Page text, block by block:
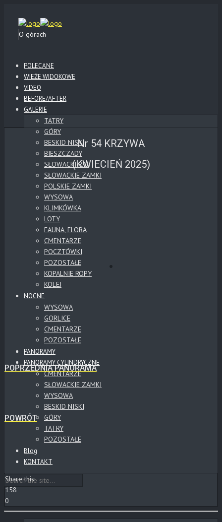
O górach
POLECANE
WIEŻE WIDOKOWE
VIDEO
BEFORE/AFTER
GALERIE
TATRY
GÓRY
BESKID NISKI
BIESZCZADY
SŁOWACKI RAJ
SŁOWACKIE ZAMKI
POLSKIE ZAMKI
WYSOWA
KLIMKÓWKA
LOTY
FAUNA, FLORA
CMENTARZE
POCZTÓWKI
POZOSTAŁE
KOPALNIE ROPY
KOLEJ
NOCNE
WYSOWA
GORLICE
CMENTARZE
POZOSTAŁE
PANORAMY
PANORAMY CYLINDRYCZNE
CMENTARZE
SŁOWACKIE ZAMKI
WYSOWA
BESKID NISKI
GÓRY
TATRY
POZOSTAŁE
Blog
KONTAKT
Nr 54 KRZYWA
(KWIECIEŃ 2025)
POPRZEDNIA PANORAMA
POWRÓT
Share this:
158
0